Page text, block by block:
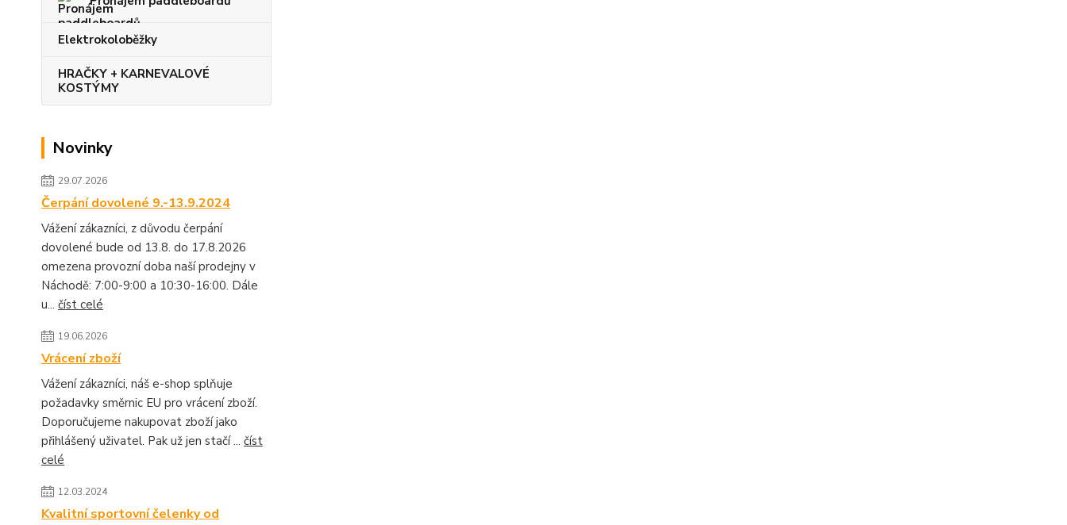
Elektrokoloběžky
HRAČKY + KARNEVALOVÉ
KOSTÝMY
Novinky
29.07.2026
Čerpání dovolené 9.-13.9.2024
Vážení zákazníci, z důvodu čerpání
dovolené bude od 13.8. do 17.8.2026
omezena provozní doba naší prodejny v
Náchodě: 7:00-9:00 a 10:30-16:00. Dále
u... číst celé
19.06.2026
Vrácení zboží
Vážení zákazníci, náš e-shop splňuje
požadavky směrnic EU pro vrácení zboží.
Doporučujeme nakupovat zboží jako
přihlášený uživatel. Pak už jen stačí ... číst
celé
12.03.2024
Kvalitní sportovní čelenky od